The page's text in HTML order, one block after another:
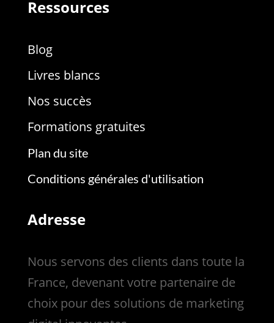
Ressources
Blog
Livres blancs
Nos succès
Formations gratuites
Plan du site
Conditions générales d'utilisation
Adresse
Nous servons des clients dans toute la
France, devenant votre partenaire de
choix pour des solutions de marketing